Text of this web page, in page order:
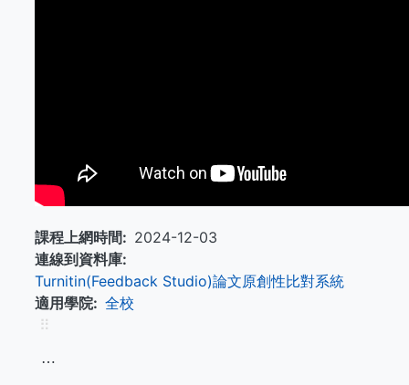
課程上網時間
2024-12-03
連線到資料庫
Turnitin(Feedback Studio)論文原創性比對系統
適用學院
全校
⠿
⋯